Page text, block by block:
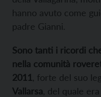
hanno avuto come
padre Gianni.
Sono tanti i ricordi
nella comunità
2011 , forte del suo
Vallarsa , del quale